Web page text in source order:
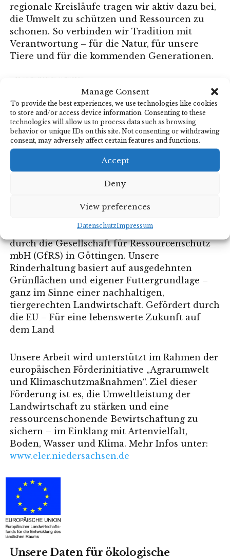
Manage Consent
To provide the best experiences, we use technologies like cookies
to store and/or access device information. Consenting to these
technologies will allow us to process data such as browsing
behavior or unique IDs on this site. Not consenting or withdrawing
consent, may adversely affect certain features and functions.
Accept
Deny
View preferences
DatenschutzImpressum
regionale Kreisläufe tragen wir aktiv dazu bei,
die Umwelt zu schützen und Ressourcen zu
schonen. So verbinden wir Tradition mit
Verantwortung – für die Natur, für unsere
Tiere und für die kommenden Generationen.
Hektar, je zur Hälfte Forst und Acker –
ökologisch. Die Zertifizierung erfolgt jährlich
durchdie Gesellschaft für Ressourcenschutz
mbH (GfRS) in Göttingen.Unsere
Rinderhaltung basiert auf ausgedehnten
Grünflächen und eigener Futtergrundlage –
ganzim Sinne einer nachhaltigen,
tiergerechten Landwirtschaft. Gefördert durch
die EU – Für eine lebenswerte Zukunft auf
dem Land
Unsere Arbeit wird unterstützt im Rahmen der
europäischen Förderinitiative „Agrarumwelt
und Klimaschutzmaßnahmen“. Ziel dieser
Förderung ist es, die Umweltleistung der
Landwirtschaft zu stärken und eine
ressourcenschonende Bewirtschaftung zu
sichern – imEinklang mit Artenvielfalt,
Boden, Wasser und Klima.Mehr Infos unter:
www.eler.niedersachsen.de
Unsere Daten für ökologische